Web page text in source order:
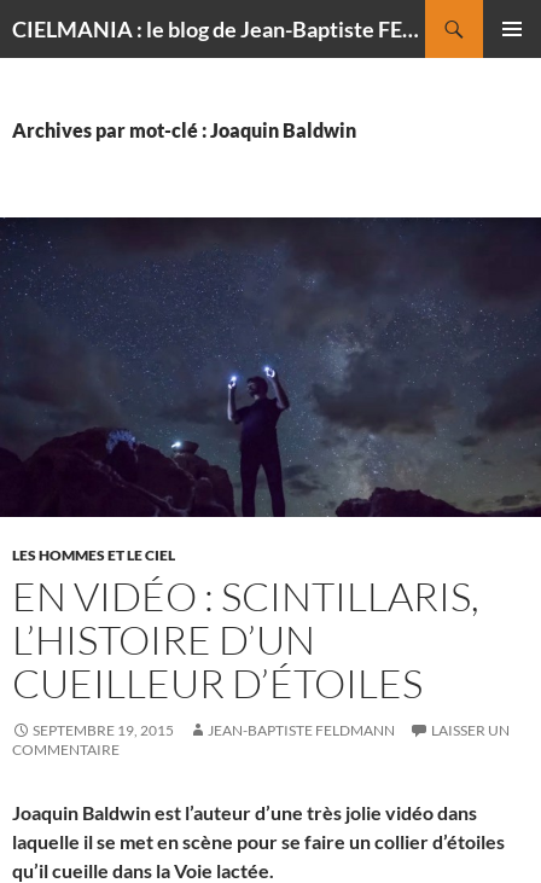
CIELMANIA : le blog de Jean-Baptiste FELDMANN, photographe du ciel
Archives par mot-clé : Joaquin Baldwin
LES HOMMES ET LE CIEL
EN VIDÉO : SCINTILLARIS,
L’HISTOIRE D’UN
CUEILLEUR D’ÉTOILES
SEPTEMBRE 19, 2015 JEAN-BAPTISTE FELDMANN
LAISSER UN
COMMENTAIRE
Joaquin Baldwin est l’auteur d’une très jolie vidéo dans
laquelle il se met en scène pour se faire un collier d’étoiles
qu’il cueille dans la Voie lactée.